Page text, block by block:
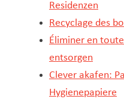
Residenzen​​​​
Recyclage des
Éliminer en
entsorgen
Clever akafen:
Hygienepapiere